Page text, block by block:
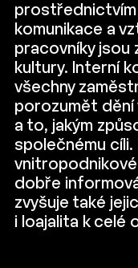
komunikace a
pracovníky jsou
kultury. Interní
všechny
porozumět dění
a to, jakým
společnému cíli.
dobře
zvyšuje také
i loajalita k celé